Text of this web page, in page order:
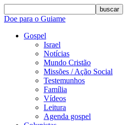
buscar
Doe para o Guiame
Gospel
Israel
Notícias
Mundo Cristão
Missões / Ação Social
Testemunhos
Família
Vídeos
Leitura
Agenda gospel